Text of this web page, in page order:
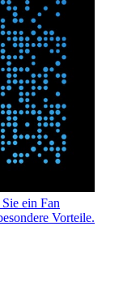
ein Fan
Vorteile.